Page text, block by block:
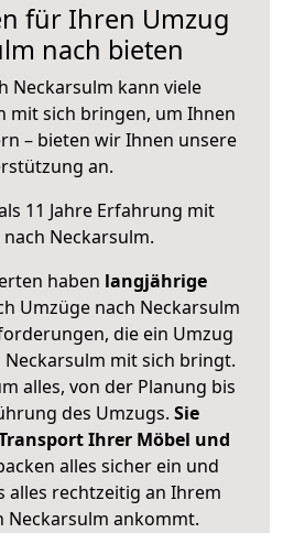
für Ihren Umzug
nach bieten
Neckarsulm kann viele
mit sich bringen, um Ihnen
– bieten wir Ihnen unsere
an.
11 Jahre Erfahrung mit
Neckarsulm.
haben langjährige
Umzüge nach Neckarsulm
die ein Umzug
mit sich bringt.
alles, von der Planung bis
des Umzugs. Sie
Ihrer Möbel und
alles sicher ein und
alles rechtzeitig an Ihrem
Neckarsulm ankommt.